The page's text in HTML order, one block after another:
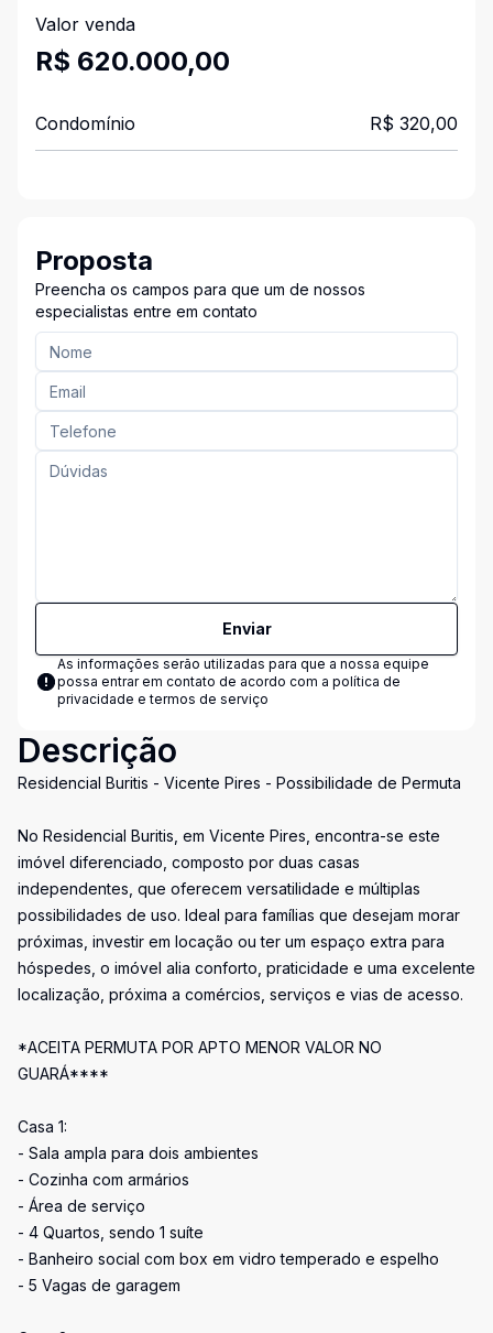
Valor venda
R$ 620.000,00
Condomínio R$ 320,00
Proposta
Preencha os campos para que um de nossos
especialistas entre em contato
Enviar
As informações serão utilizadas para que a nossa equipe
possa entrar em contato de acordo com a política de
privacidade e termos de serviço
Descrição
Residencial Buritis - Vicente Pires - Possibilidade de Permuta
No Residencial Buritis, em Vicente Pires, encontra-se este
imóvel diferenciado, composto por duas casas
independentes, que oferecem versatilidade e múltiplas
possibilidades de uso. Ideal para famílias que desejam morar
próximas, investir em locação ou ter um espaço extra para
hóspedes, o imóvel alia conforto, praticidade e uma excelente
localização, próxima a comércios, serviços e vias de acesso.
*ACEITA PERMUTA POR APTO MENOR VALOR NO
GUARÁ****
Casa 1:
- Sala ampla para dois ambientes
- Cozinha com armários
- Área de serviço
- 4 Quartos, sendo 1 suíte
- Banheiro social com box em vidro temperado e espelho
- 5 Vagas de garagem